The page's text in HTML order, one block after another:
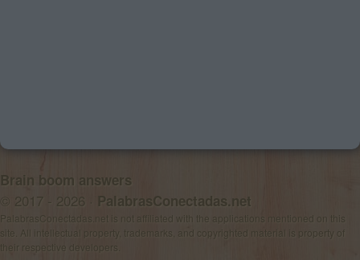
Brain boom answers
© 2017 - 2026 · PalabrasConectadas.net
PalabrasConectadas.net is not affiliated with the applications mentioned on this
site. All intellectual property, trademarks, and copyrighted material is property of
their respective developers.